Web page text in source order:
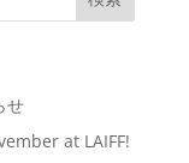
せ
at LAIFF!